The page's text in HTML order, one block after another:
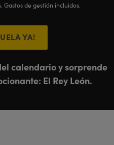
Gastos de gestión incluidos.
YA!
calendario y sorprende
El Rey León.